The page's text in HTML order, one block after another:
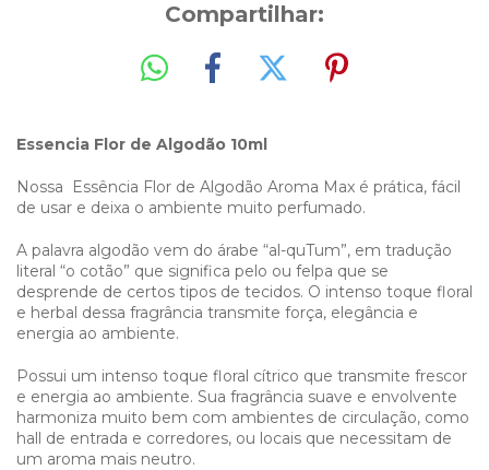
Compartilhar:
Essencia Flor de Algodão 10ml
Nossa Essência Flor de Algodão Aroma Max é prática, fácil
de usar e deixa o ambiente muito perfumado.
A palavra algodão vem do árabe “al-quTum”, em tradução
literal “o cotão” que significa pelo ou felpa que se
desprende de certos tipos de tecidos. O intenso toque floral
e herbal dessa fragrância transmite força, elegância e
energia ao ambiente.
Possui um intenso toque floral cítrico que transmite frescor
e energia ao ambiente. Sua fragrância suave e envolvente
harmoniza muito bem com ambientes de circulação, como
hall de entrada e corredores, ou locais que necessitam de
um aroma mais neutro.